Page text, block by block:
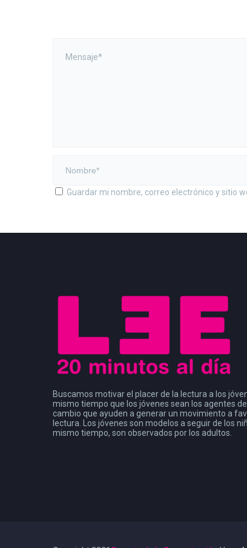
Guardar mi nombre, correo electrónico y sitio
Buscamos motivar el placer de la lectura a los
mismo tiempo que los jóvenes sean los agentes de
cambio que ayuden a generar un movimiento a
lectura. Los jóvenes son modelos a seguir de los
mismo tiempo, son observados por los adultos.